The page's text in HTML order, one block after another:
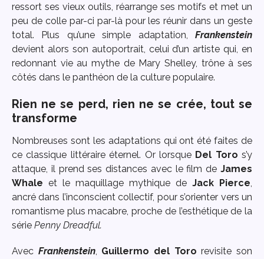
ressort ses vieux outils, réarrange ses motifs et met un
peu de colle par-ci par-là pour les réunir dans un geste
total. Plus qu’une simple adaptation, Frankenstein
devient alors son autoportrait, celui d’un artiste qui, en
redonnant vie au mythe de Mary Shelley, trône à ses
côtés dans le panthéon de la culture populaire.
Rien ne se perd, rien ne se crée, tout se
transforme
Nombreuses sont les adaptations qui ont été faites de
ce classique littéraire éternel. Or lorsque Del Toro s’y
attaque, il prend ses distances avec le film de James
Whale et le maquillage mythique de Jack Pierce
ancré dans l’inconscient collectif, pour s’orienter vers un
romantisme plus macabre, proche de l’esthétique de la
série Penny Dreadful.
Avec Frankenstein, Guillermo del Toro revisite son